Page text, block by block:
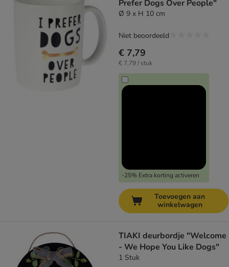
Prefer Dogs Over People"
Ø 9 x H 10 cm
€ 7,79
€ 7,79 / stuk
-25% Extra korting activeren
Niet beoordeeld
Toevoegen aan
winkelwagen
TIAKI deurbordje "Welcome
- We Hope You Like Dogs"
1 Stuk